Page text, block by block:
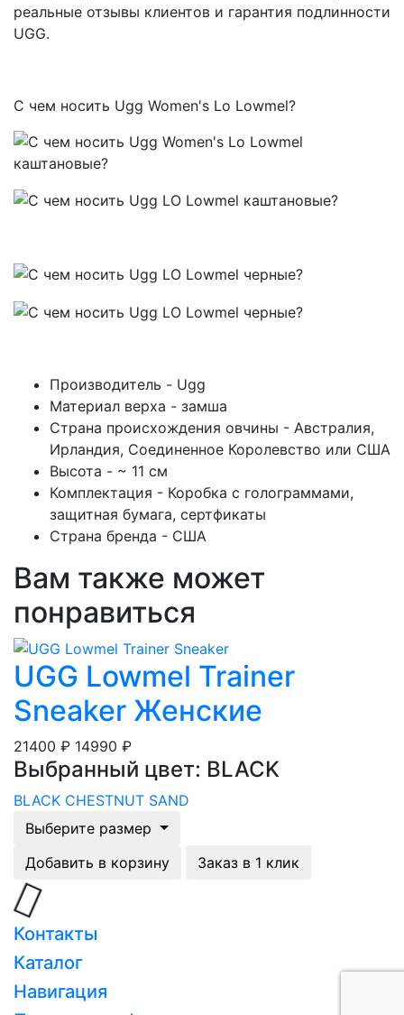
реальные отзывы клиентов и гарантия подлинности
UGG.
С чем носить Ugg Women's Lo Lowmel?
Производитель - Ugg
Материал верха - замша
Страна происхождения овчины - Австралия,
Ирландия, Соединенное Королевство или США
Высота - ~ 11 см
Комплектация - Коробка с голограммами,
защитная бумага, сертфикаты
Страна бренда - США
Вам также может
понравиться
UGG Lowmel Trainer
Sneaker Женские
21400 ₽ 14990 ₽
Выбранный цвет: BLACK
BLACK CHESTNUT SAND
Выберите размер
Добавить в корзину
Заказ в 1 клик
Контакты
Каталог
Навигация